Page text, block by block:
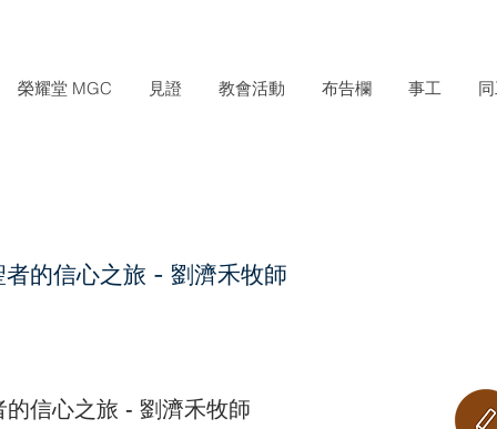
榮耀堂 MGC 見證 教會活動 布告欄 事工
的信心之旅 - 劉濟禾牧師
信心之旅 - 劉濟禾牧師